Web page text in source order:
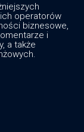
operatorów
biznesowe,
i
a także